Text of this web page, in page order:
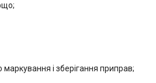
і зберігання приправ;